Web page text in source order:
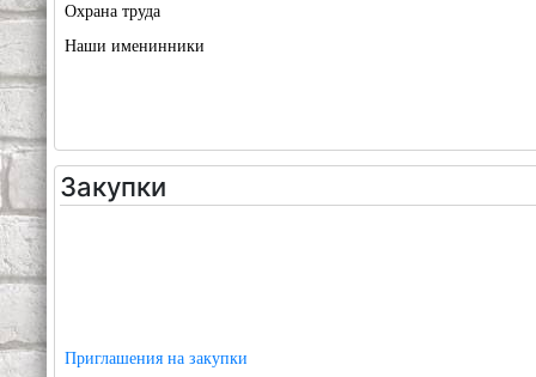
Охрана труда
Наши именинники
Закупки
Приглашения на закупки